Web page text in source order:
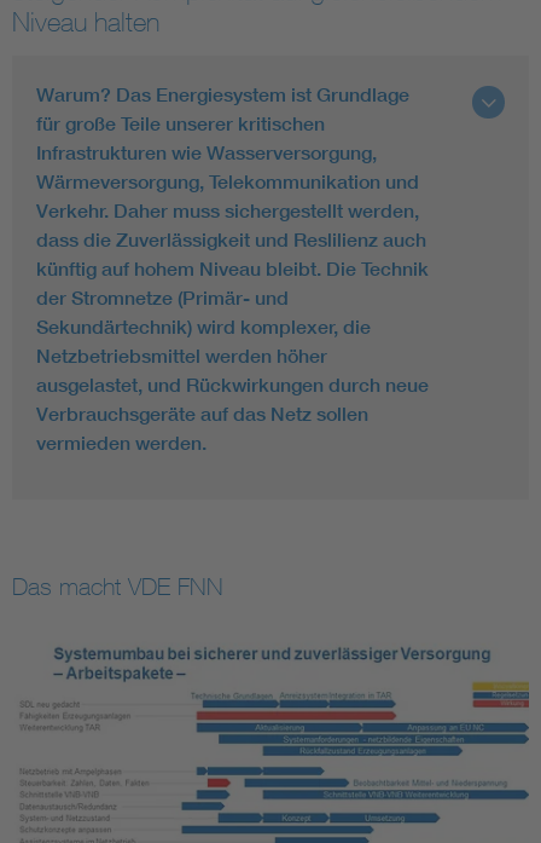
Niveau halten
Warum? Das Energiesystem ist Grundlage
für große Teile unserer kritischen
Infrastrukturen wie Wasserversorgung,
Wärmeversorgung, Telekommunikation und
Verkehr. Daher muss sichergestellt werden,
dass die Zuverlässigkeit und Reslilienz auch
künftig auf hohem Niveau bleibt. Die Technik
der Stromnetze (Primär- und
Sekundärtechnik) wird komplexer, die
Netzbetriebsmittel werden höher
ausgelastet, und Rückwirkungen durch neue
Verbrauchsgeräte auf das Netz sollen
vermieden werden.
Das macht VDE FNN